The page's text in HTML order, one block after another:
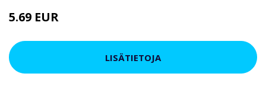
5.69 EUR
LISÄTIETOJA